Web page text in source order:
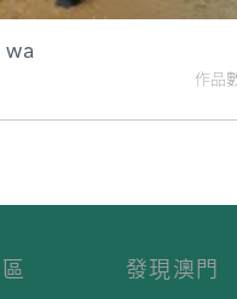
作品
發現澳門